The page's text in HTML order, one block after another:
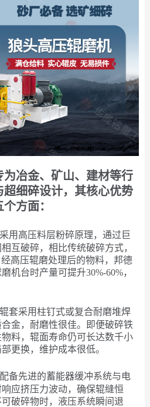
冶金、矿山、建材等行
细碎设计，其核心优势
方面：
用高压料层粉碎原理，通过巨
互破碎，相比传统破碎方式，
高压辊磨处理后的物料，邦德
机台时产量可提升30%-60%，
套采用柱钉式或复合耐磨堆焊
金，耐磨性很佳。即便破碎铁
料，辊面寿命仍可长达数千小
更换，维护成本很低。
备先进的蓄能器缓冲系统与电
应挤压力波动，确保辊缝恒
破碎物时，液压系统瞬间退